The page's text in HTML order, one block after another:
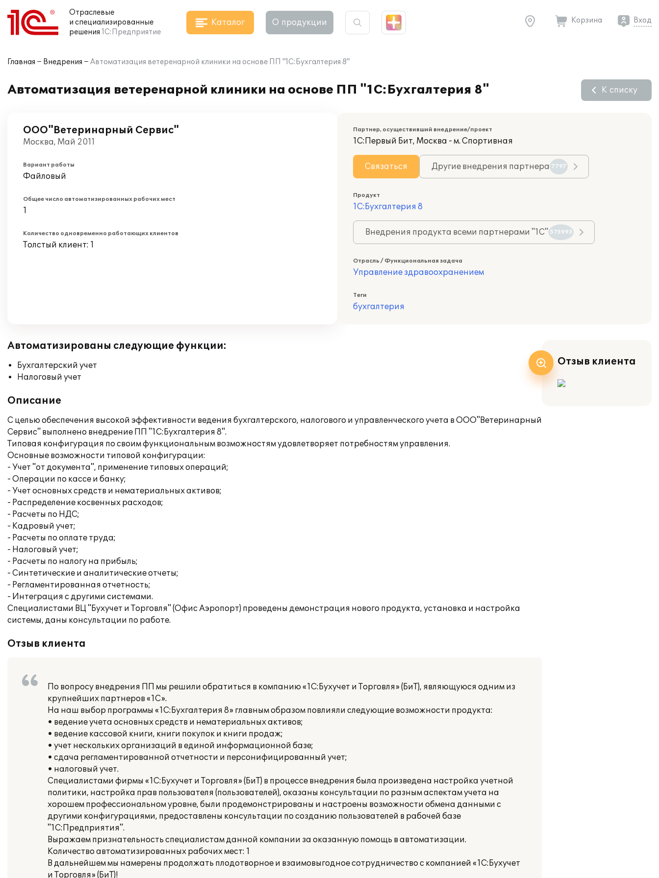
Отраслевые
и специализированные
решения 1С:Предприятие
Каталог О продукции Корзина Вход
Главная Внедрения Автоматизация ветеренарной клиники на основе ПП "1С:Бухгалтерия 8"
Автоматизация ветеренарной клиники на основе ПП "1С:Бухгалтерия 8" К списку
ООО"Ветеринарный Сервис"
Москва, Май 2011
Вариант работы
Файловый
Общее число автоматизированных рабочих мест
1
Количество одновременно работающих клиентов
Толстый клиент: 1
Партнер, осуществивший внедрение/проект
1С:Первый Бит, Москва - м. Спортивная
Связаться Другие внедрения партнера 7797
Продукт
1С:Бухгалтерия 8
Внедрения продукта всеми партнерами "1С" 575993
Отрасль / Функциональная задача
Управление здравоохранением
Теги
бухгалтерия
Автоматизированы следующие функции:
Бухгалтерский учет
Налоговый учет
Описание
С целью обеспечения высокой эффективности ведения бухгалтерского, налогового и управленческого учета в ООО"Ветеринарный
Сервис" выполнено внедрение ПП "1С:Бухгалтерия 8".
Типовая конфигурация по своим функциональным возможностям удовлетворяет потребностям управления.
Основные возможности типовой конфигурации:
- Учет "от документа", применение типовых операций;
- Операции по кассе и банку;
- Учет основных средств и нематериальных активов;
- Распределение косвенных расходов;
- Расчеты по НДС;
- Кадровый учет;
- Расчеты по оплате труда;
- Налоговый учет;
- Расчеты по налогу на прибыль;
- Синтетические и аналитические отчеты;
- Регламентированная отчетность;
- Интеграция с другими системами.
Специалистами ВЦ "Бухучет и Торговля" (Офис Аэропорт) проведены демонстрация нового продукта, установка и настройка
системы, даны консультации по работе.
Отзыв клиента
По вопросу внедрения ПП мы решили обратиться в компанию «1С:Бухучет и Торговля» (БиТ), являющуюся одним из
крупнейших партнеров «1С».
На наш выбор программы «1С:Бухгалтерия 8» главным образом повлияли следующие возможности продукта:
• ведение учета основных средств и нематериальных активов;
• ведение кассовой книги, книги покупок и книги продаж;
• учет нескольких организаций в единой информационной базе;
• сдача регламентированной отчетности и персонифицированный учет;
• налоговый учет.
Специалистами фирмы «1С:Бухучет и Торговля» (БиТ) в процессе внедрения была произведена настройка учетной
политики, настройка прав пользователя (пользователей), оказаны консультации по разным аспектам учета на
хорошем профессиональном уровне, были продемонстрированы и настроены возможности обмена данными с
другими конфигурациями, предоставлены консультации по созданию пользователей в рабочей базе
"1С:Предприятия".
Выражаем признательность специалистам данной компании за оказанную помощь в автоматизации.
Количество автоматизированных рабочих мест: 1
В дальнейшем мы намерены продолжать плодотворное и взаимовыгодное сотрудничество с компанией «1С:Бухучет
и Торговля» (БиТ)!
Отзыв клиента